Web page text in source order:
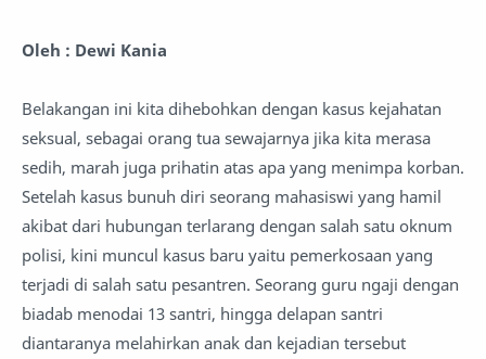
Oleh : Dewi Kania
Belakangan ini kita dihebohkan dengan kasus kejahatan
seksual, sebagai orang tua sewajarnya jika kita merasa
sedih, marah juga prihatin atas apa yang menimpa korban.
Setelah kasus bunuh diri seorang mahasiswi yang hamil
akibat dari hubungan terlarang dengan salah satu oknum
polisi, kini muncul kasus baru yaitu pemerkosaan yang
terjadi di salah satu pesantren. Seorang guru ngaji dengan
biadab menodai 13 santri, hingga delapan santri
diantaranya melahirkan anak dan kejadian tersebut